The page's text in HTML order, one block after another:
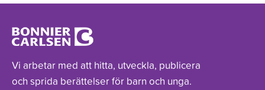
Vi arbetar med att hitta, utveckla, publicera
och sprida berättelser för barn och unga.